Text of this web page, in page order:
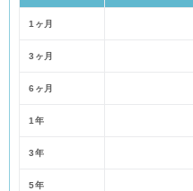
1ヶ月
3ヶ月
6ヶ月
1年
3年
5年
投資信託説明書（交付目論見